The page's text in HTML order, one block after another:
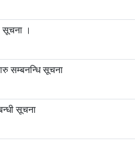
सूचना ।
सम्बनन्धि सूचना
सूचना